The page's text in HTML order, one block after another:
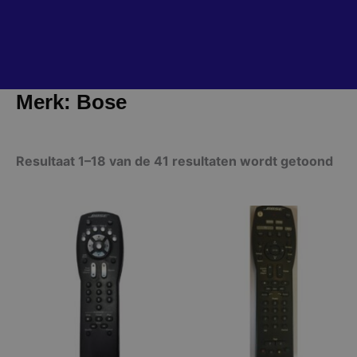
Merk: Bose
Resultaat 1–18 van de 41 resultaten wordt getoond
Dit
product
heeft
meerdere
variaties.
Deze
Dit
product
heeft
meerdere
variaties.
Deze
optie